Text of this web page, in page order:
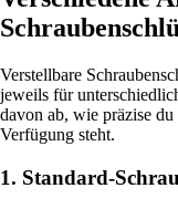
Verstellbare
jeweils für
davon ab, wie präzise
Verfügung steht.
1. Standard-